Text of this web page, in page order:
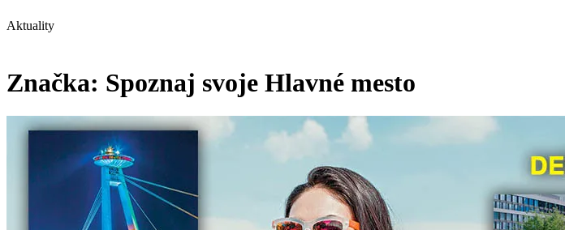
Aktuality
Značka: Spoznaj svoje Hlavné mesto